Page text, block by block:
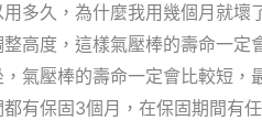
多久，為什麼我用幾個月就
高度，這樣氣壓棒的壽命一
氣壓棒的壽命一定會比較短
有保固3個月，在保固期間有